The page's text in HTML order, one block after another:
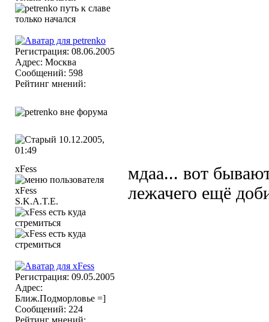
Регистрация: 08.06.2005
Адрес: Москва
Сообщений: 598
Рейтинг мнений:
10.12.2005,
01:49
xFess
S.K.A.T.E.
Регистрация: 09.05.2005
Адрес:
Ближ.Подморловье =]
Сообщений: 224
Рейтинг мнений:
мдаа... вот
лежачего ещё